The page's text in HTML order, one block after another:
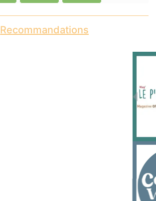
Recommandations